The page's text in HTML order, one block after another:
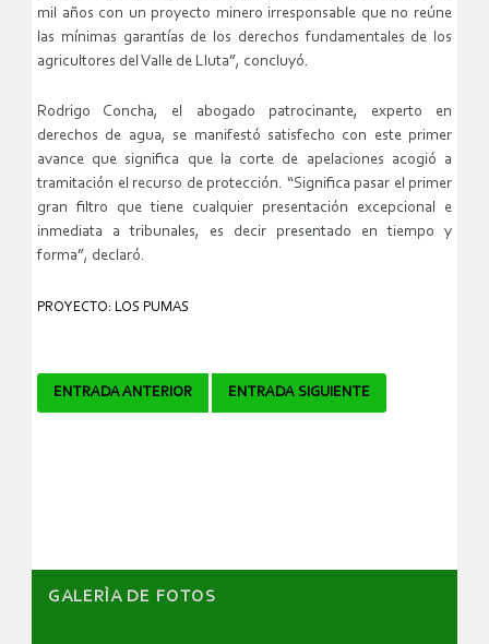
mil años con un proyecto minero irresponsable que no reúne
las mínimas garantías de los derechos fundamentales de los
agricultores del Valle de Lluta”, concluyó.
Rodrigo Concha, el abogado patrocinante, experto en
derechos de agua, se manifestó satisfecho con este primer
avance que significa que la corte de apelaciones acogió a
tramitación el recurso de protección. “Significa pasar el primer
gran filtro que tiene cualquier presentación excepcional e
inmediata a tribunales, es decir presentado en tiempo y
forma”, declaró.
PROYECTO: LOS PUMAS
Navegador
ENTRADA ANTERIOR ENTRADA SIGUIENTE
GALERÌA DE FOTOS